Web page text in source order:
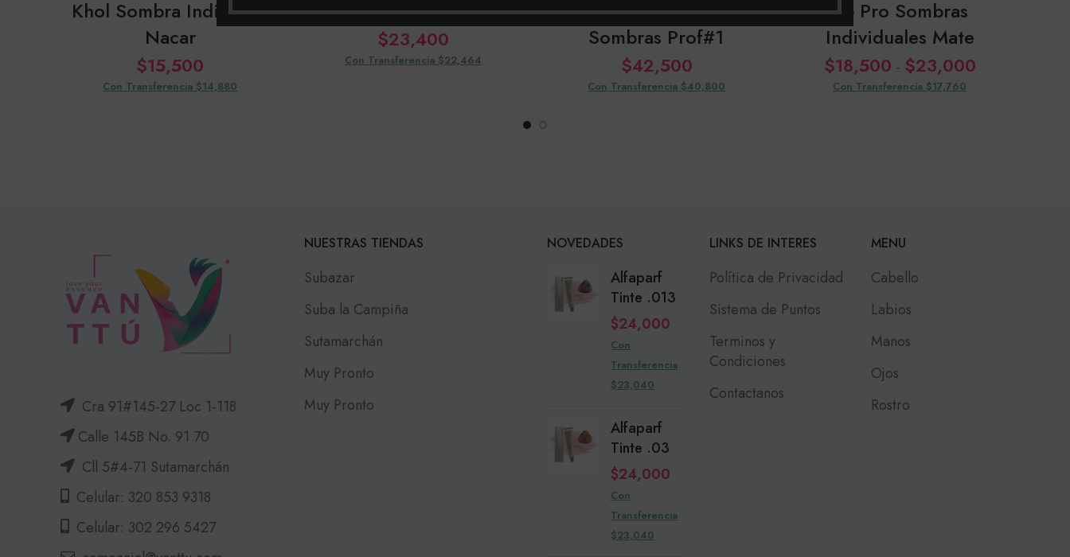
Khol Sombra Individual
Nacar
$15,500
Con Transferencia $14,880
Sp Pro Kit De Cejas
$23,400
Con Transferencia $22,464
Khol Paleta Doble De
Sombras Prof#1
$42,500
Con Transferencia $40,800
Sp Pro Sombras
Individuales Mate
$18,500 - $23,000Rango
Con Transferencia $17,760
Cra 91#145-27 Loc 1-118
Calle 145B No. 91 70
Cll 5#4-71 Sutamarchán
Celular: 320 853 9318
Celular: 302 296 5427
NUESTRAS TIENDAS
Subazar
Suba la Campiña
Sutamarchán
Muy Pronto
Muy Pronto
NOVEDADES
Alfaparf
Tinte .013
$24,000
Con
Transferencia
$23,040
Alfaparf
Tinte .03
$24,000
Con
Transferencia
$23,040
LINKS DE INTERES
Política de Privacidad
Sistema de Puntos
Terminos y
Condiciones
Contactanos
MENU
Cabello
Labios
Manos
Ojos
Rostro